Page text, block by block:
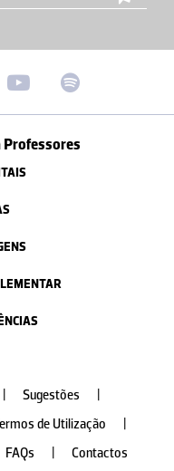
Professores
Sugestões
de Utilização
FAQs Contactos